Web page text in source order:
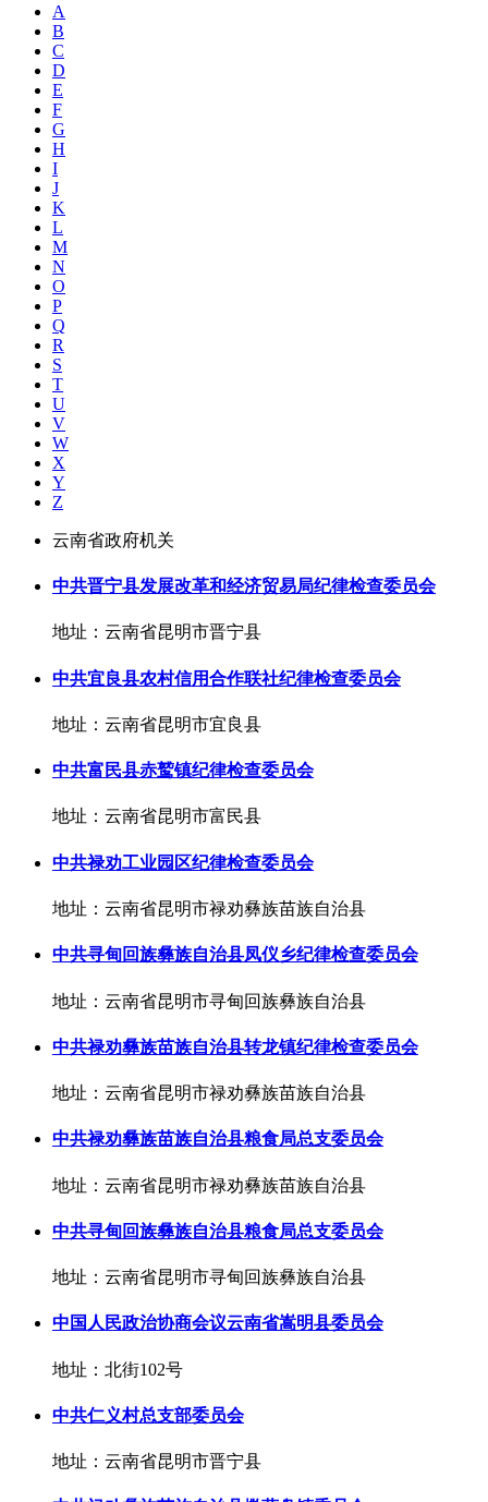
A
B
C
D
E
F
G
H
I
J
K
L
M
N
O
P
Q
R
S
T
U
V
W
X
Y
Z
云南省政府机关
中共晋宁县发展改革和经济贸易局纪律检查委员会
地址：云南省昆明市晋宁县
中共宜良县农村信用合作联社纪律检查委员会
地址：云南省昆明市宜良县
中共富民县赤鹫镇纪律检查委员会
地址：云南省昆明市富民县
中共禄劝工业园区纪律检查委员会
地址：云南省昆明市禄劝彝族苗族自治县
中共寻甸回族彝族自治县凤仪乡纪律检查委员会
地址：云南省昆明市寻甸回族彝族自治县
中共禄劝彝族苗族自治县转龙镇纪律检查委员会
地址：云南省昆明市禄劝彝族苗族自治县
中共禄劝彝族苗族自治县粮食局总支委员会
地址：云南省昆明市禄劝彝族苗族自治县
中共寻甸回族彝族自治县粮食局总支委员会
地址：云南省昆明市寻甸回族彝族自治县
中国人民政治协商会议云南省嵩明县委员会
地址：北街102号
中共仁义村总支部委员会
地址：云南省昆明市晋宁县